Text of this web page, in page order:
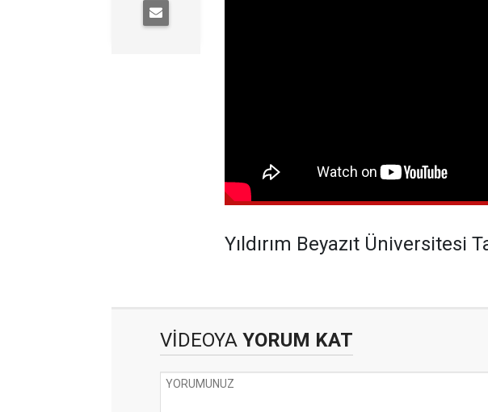
Yıldırım Beyazıt Üniversitesi
VİDEOYA YORUM KAT